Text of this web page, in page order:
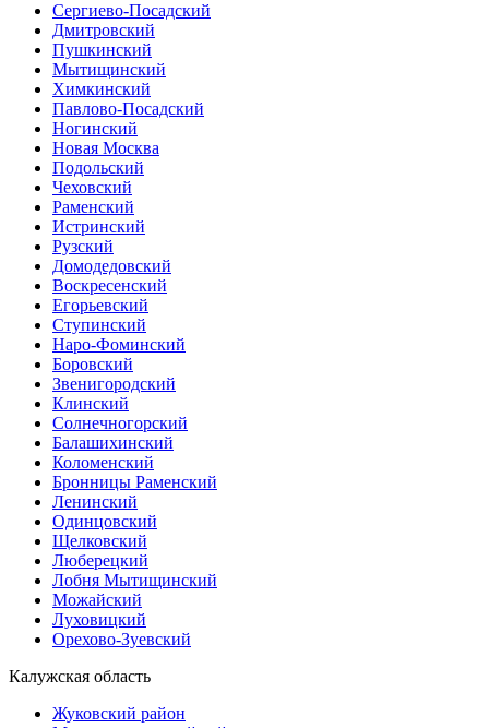
Сергиево-Посадский
Дмитровский
Пушкинский
Мытищинский
Химкинский
Павлово-Посадский
Ногинский
Новая Москва
Подольский
Чеховский
Раменский
Истринский
Рузский
Домодедовский
Воскресенский
Егорьевский
Ступинский
Наро-Фоминский
Боровский
Звенигородский
Клинский
Солнечногорский
Балашихинский
Коломенский
Бронницы Раменский
Ленинский
Одинцовский
Щелковский
Люберецкий
Лобня Мытищинский
Можайский
Луховицкий
Орехово-Зуевский
Калужская область
Жуковский район